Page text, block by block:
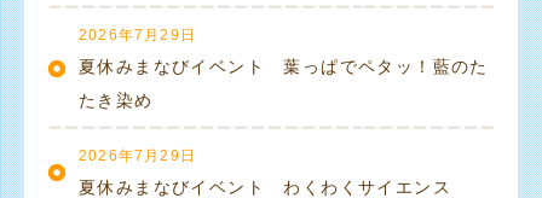
2026年7月29日
夏休みまなびイベント 葉っぱでペタッ！藍のた
たき染め
2026年7月29日
夏休みまなびイベント わくわくサイエンス